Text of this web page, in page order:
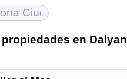
en Dalyan
Vida (Actual)
de Inmuebles (Actual)
de Vida